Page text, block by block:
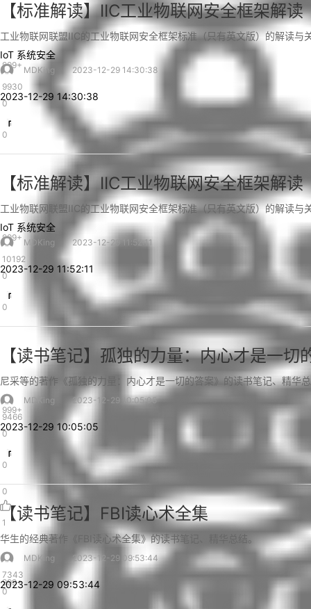
999+
0
1
999+
【标准解读】IIC工业物联网安全框架解读
工业物联网联盟IIC的工业物联网安全框架标准（只有英文版）的解读与
IoT 系统安全
MDKing
2023-12-29 14:30:38
9930
0
0
2023-12-29 14:30:38
999+
【标准解读】IIC工业物联网安全框架解读
工业物联网联盟IIC的工业物联网安全框架标准（只有英文版）的解读与
IoT 系统安全
MDKing
2023-12-29 11:52:11
10192
0
0
2023-12-29 11:52:11
999+
【读书笔记】孤独的力量：内心才是一切
尼采等的著作《孤独的力量：内心才是一切的答案》的读书笔记、精华
MDKing
2023-12-29 10:05:05
9466
0
0
2023-12-29 10:05:05
【读书笔记】FBI读心术全集
华生的经典著作《FBI读心术全集》的读书笔记、精华总结。
MDKing
2023-12-29 09:53:44
7343
0
2023-12-29 09:53:44